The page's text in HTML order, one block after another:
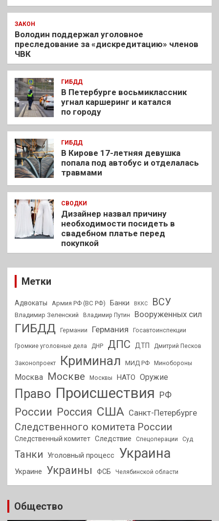
ЗАКОН
Володин поддержал уголовное
преследование за «дискредитацию» членов
ЧВК
ГИБДД
В Петербурге восьмиклассник
угнал каршеринг и катался
по городу
ГИБДД
В Кирове 17-летняя девушка
попала под автобус и отделалась
травмами
СВОДКИ
Дизайнер назвал причину
необходимости посидеть в
свадебном платье перед
покупкой
Метки
Адвокаты Армия РФ (ВС РФ) Банки ВККС ВСУ
Владимир Зеленский Владимир Путин Вооруженных сил
ГИБДД Германии Германия Госавтоинспекции
Громкие уголовные дела ДНР ДПС ДТП Дмитрий Песков
Законопроект Криминал МИД РФ Минобороны
Москва Москве Москвы НАТО Оружие
Право Происшествия РФ
России Россия США Санкт-Петербурге
Следственного комитета России
Следственный комитет Следствие Спецоперации Суд
Танки Уголовный процесс Украина
Украине Украины ФСБ Челябинской области
Общество